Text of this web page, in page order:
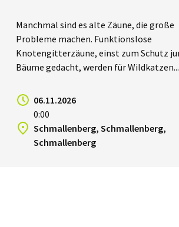
Manchmal sind es alte Zäune, die große
Probleme machen. Funktionslose
Knotengitterzäune, einst zum Schutz
Bäume gedacht, werden für Wildkatzen...
06.11.2026
0:00
Schmallenberg, Schmallenberg,
Schmallenberg